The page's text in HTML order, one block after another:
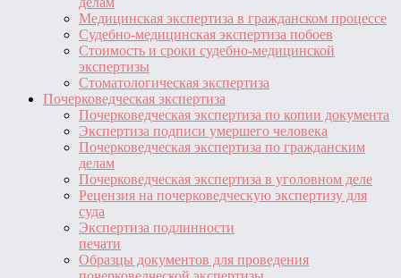
Медицинская экспертиза в гражданском процессе
Судебно-медицинская экспертиза побоев
Стоимость и сроки судебно-медицинской
экспертизы
Стоматологическая экспертиза
Почерковедческая экспертиза
Почерковедческая экспертиза по копии документа
Экспертиза подписи умершего человека
Почерковедческая экспертиза по гражданским
делам
Почерковедческая экспертиза в уголовном деле
Рецензия на почерковедческую экспертизу для
суда
Экспертиза подлинности
печати
Образцы документов для проведения